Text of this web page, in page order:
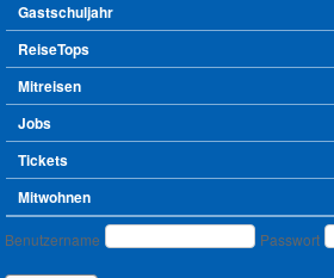
Gastschuljahr
ReiseTops
Mitreisen
Jobs
Tickets
Mitwohnen
Benutzeranmeldung
Benutzername Passwort